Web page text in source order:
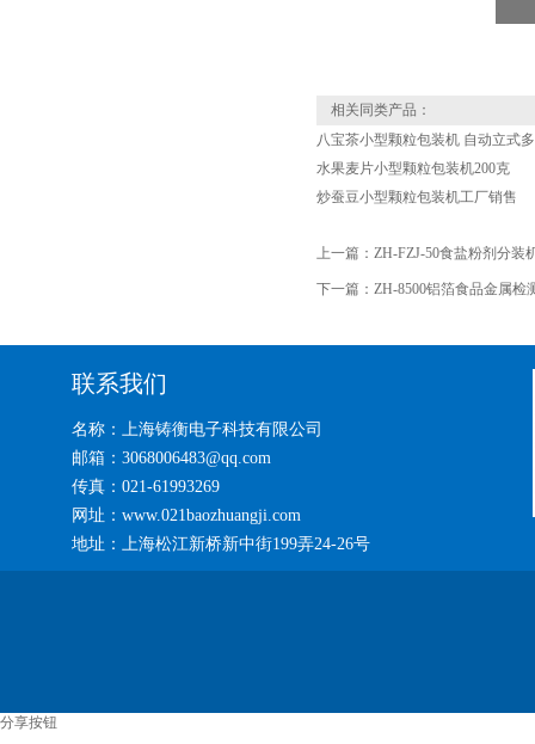
相关同类产品：
八宝茶小型颗粒包装机 自动立式
水果麦片小型颗粒包装机200克
炒蚕豆小型颗粒包装机工厂销售
上一篇： ZH-FZJ-50食盐粉剂分装
下一篇： ZH-8500铝箔食品金属检
联系我们
名称：上海铸衡电子科技有限公司
邮箱：3068006483@qq.com
传真：021-61993269
网址：www.021baozhuangji.com
地址：上海松江新桥新中街199弄24-26号
分享按钮